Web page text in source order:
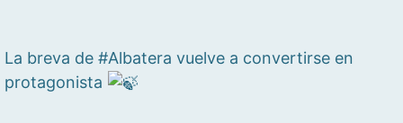
La breva de #Albatera vuelve a convertirse en
protagonista